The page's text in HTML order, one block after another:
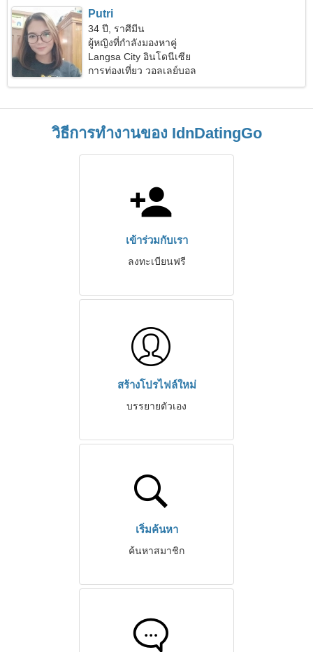
Putri
34 ปี, ราศีมีน
ผู้หญิงที่กำลังมองหาคู่
Langsa City อินโดนีเซีย
การท่องเที่ยว วอลเลย์บอล
วิธีการทำงานของ IdnDatingGo
เข้าร่วมกับเรา
ลงทะเบียนฟรี
สร้างโปรไฟล์ใหม่
บรรยายตัวเอง
เริ่มค้นหา
ค้นหาสมาชิก